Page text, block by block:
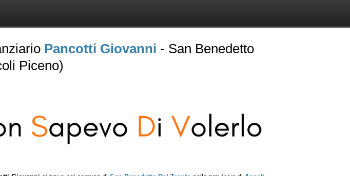
Pancotti Giovanni - San Benedetto
Piceno)